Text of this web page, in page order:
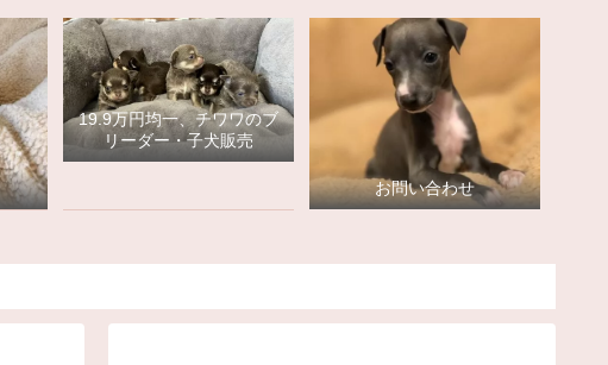
19.9万円均一、チワワのブ
リーダー・子犬販売
お問い合わせ